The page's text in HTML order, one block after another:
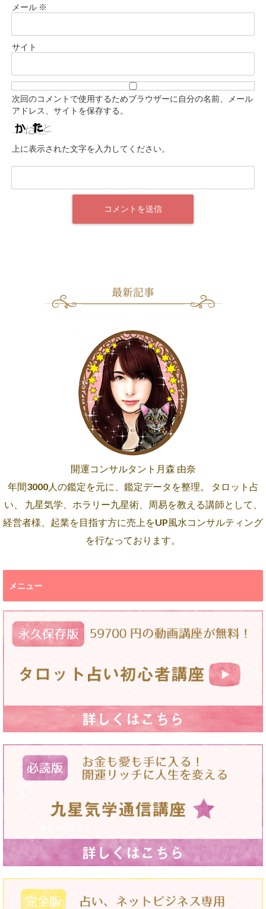
メール ※
サイト
次回のコメントで使用するためブラウザーに自分の名前、メール
アドレス、サイトを保存する。
上に表示された文字を入力してください。
開運コンサルタント月森 由奈
年間3000人の鑑定を元に、鑑定データを整理。 タロット占
い、 九星気学、ホラリー九星術、周易を教える講師として、
経営者様、起業を目指す方に売上をUP風水コンサルティング
を行なっております。
メニュー